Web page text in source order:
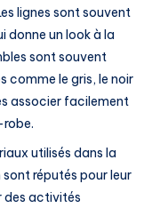
lignes sont souvent
donne un look à la
sont souvent
comme le gris, le noir
associer facilement
utilisés dans la
réputés pour leur
des activités